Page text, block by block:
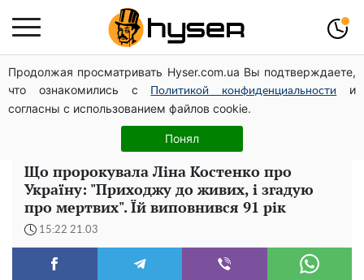
Продолжая просматривать Hyser.com.ua Вы подтверждаете,
что ознакомились с
Политикой конфиденциальности
и
согласны с использованием файлов cookie.
Понял
Гола Олена Тополя у цікавих позах змусила відвисати
щелепи: злив відео – було лише початком
Спробувавши один раз, ви готуватимете це постійно:
рецепт салату з баклажанів з грибами на зиму
Що пророкувала Ліна Костенко про
Україну: "Приходжу до живих, і згадую
про мертвих". Їй виповнився 91 рік
15:22 21.03